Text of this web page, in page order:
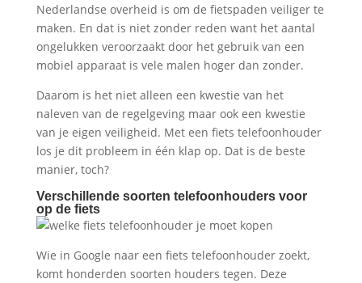
Nederlandse overheid is om de fietspaden veiliger te
maken. En dat is niet zonder reden want het aantal
ongelukken veroorzaakt door het gebruik van een
mobiel apparaat is vele malen hoger dan zonder.
Daarom is het niet alleen een kwestie van het
naleven van de regelgeving maar ook een kwestie
van je eigen veiligheid. Met een fiets telefoonhouder
los je dit probleem in één klap op. Dat is de beste
manier, toch?
Verschillende soorten telefoonhouders voor
op de fiets
Wie in Google naar een fiets telefoonhouder zoekt,
komt honderden soorten houders tegen. Deze